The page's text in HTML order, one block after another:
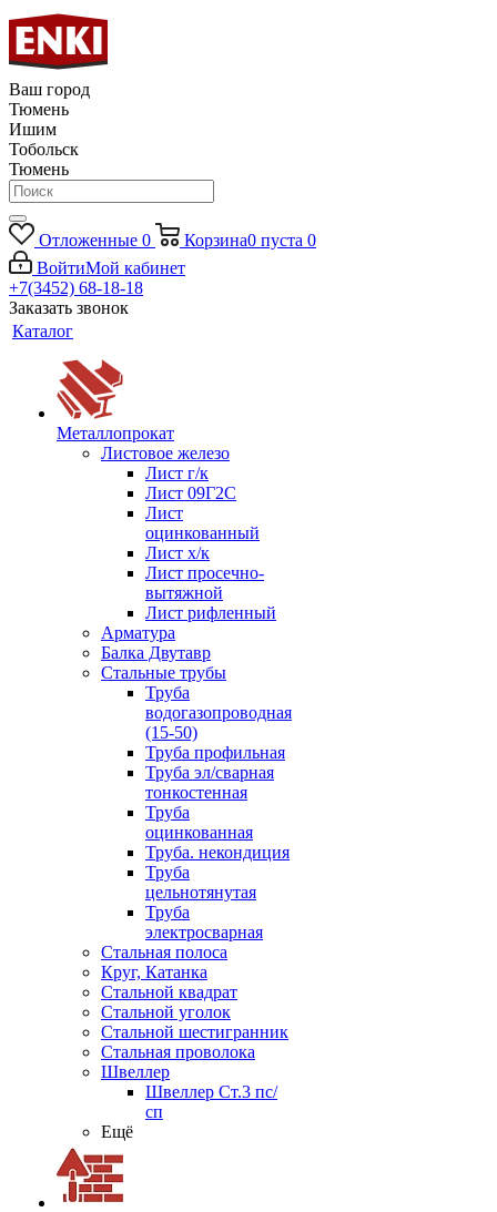
Ваш город
Тюмень
Ишим
Тобольск
Тюмень
Отложенные 0 Корзина0 пуста 0
ВойтиМой кабинет
+7(3452) 68-18-18
Заказать звонок
Каталог
Металлопрокат
Листовое железо
Лист г/к
Лист 09Г2С
Лист
оцинкованный
Лист х/к
Лист просечно-
вытяжной
Лист рифленный
Арматура
Балка Двутавр
Стальные трубы
Труба
водогазопроводная
(15-50)
Труба профильная
Труба эл/сварная
тонкостенная
Труба
оцинкованная
Труба. некондиция
Труба
цельнотянутая
Труба
электросварная
Стальная полоса
Круг, Катанка
Стальной квадрат
Стальной уголок
Стальной шестигранник
Стальная проволока
Швеллер
Швеллер Ст.3 пс/
сп
Ещё